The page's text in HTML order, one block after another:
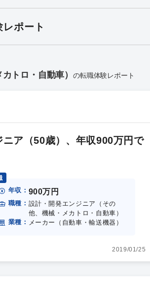
ポート
トロ・自動車）の転職体験レポート
ア（50歳）、年収900万円で
年収： 900万円
職種： 設計・開発エンジニア（その
他、機械・メカトロ・自動車）
業種： メーカー（自動車・輸送機器）
2019/01/25